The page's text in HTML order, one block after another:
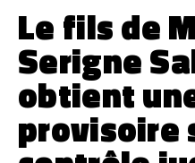
Le fils de
Serigne
obtient
provisoire